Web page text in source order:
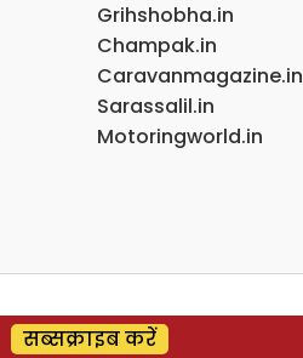
Grihshobha.in
Champak.in
Caravanmagazine.in
Sarassalil.in
Motoringworld.in
सब्सक्राइब करें